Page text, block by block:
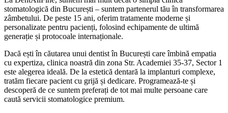
stomatologică din București – suntem partenerul tău în transformarea
zâmbetului. De peste 15 ani, oferim tratamente moderne și
personalizate pentru pacienți, folosind echipamente de ultimă
generație și protocoale internaționale.
Dacă ești în căutarea unui dentist în București care îmbină empatia
cu expertiza, clinica noastră din zona Str. Academiei 35-37, Sector 1
este alegerea ideală. De la estetică dentară la implanturi complexe,
tratăm fiecare pacient cu grijă și dedicare. Programează-te și
descoperă de ce suntem preferați de tot mai multe persoane care
caută servicii stomatologice premium.